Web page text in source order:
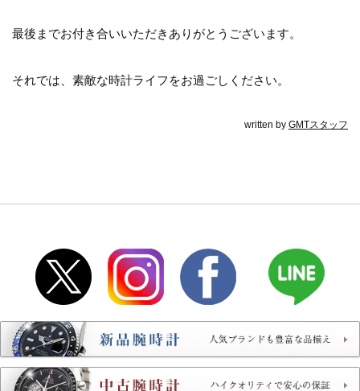
最後までお付き合いいただきありがとうございます。
それでは、素敵な時計ライフをお過ごしください。
written by GMTスタッフ